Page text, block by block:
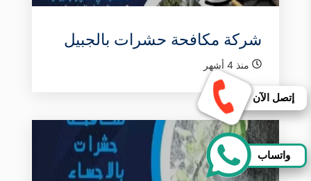
شركة مكافحة حشرات بالجبيل
منذ 4 أشهر
إتصل الآن
واتساب